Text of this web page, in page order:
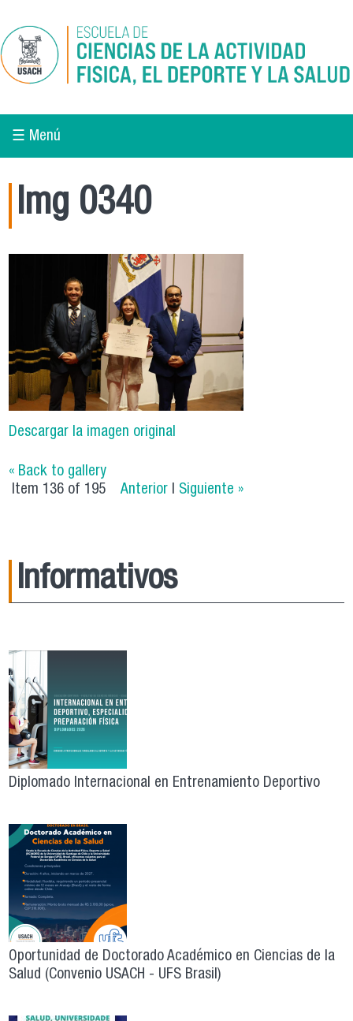
☰ Menú
Img 0340
Descargar la imagen original
« Back to gallery
Item 136 of 195
Anterior Siguiente »
Informativos
Diplomado Internacional en Entrenamiento Deportivo
Oportunidad de Doctorado Académico en Ciencias de la
Salud (Convenio USACH - UFS Brasil)